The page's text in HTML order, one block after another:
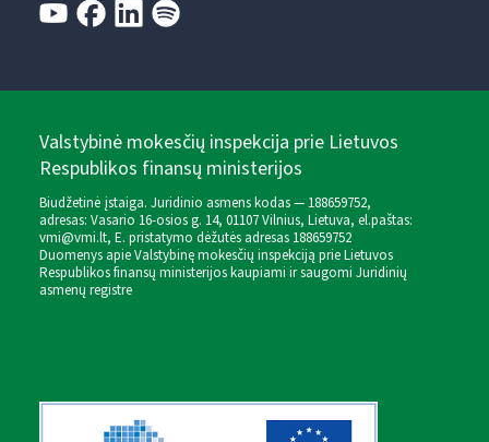
Valstybinė mokesčių inspekcija prie Lietuvos
Respublikos finansų ministerijos
Biudžetinė įstaiga. Juridinio asmens kodas — 188659752,
adresas: Vasario 16-osios g. 14, 01107 Vilnius, Lietuva, el.paštas:
vmi@vmi.lt, E. pristatymo dėžutės adresas 188659752
Duomenys apie Valstybinę mokesčių inspekciją prie Lietuvos
Respublikos finansų ministerijos kaupiami ir saugomi Juridinių
asmenų registre